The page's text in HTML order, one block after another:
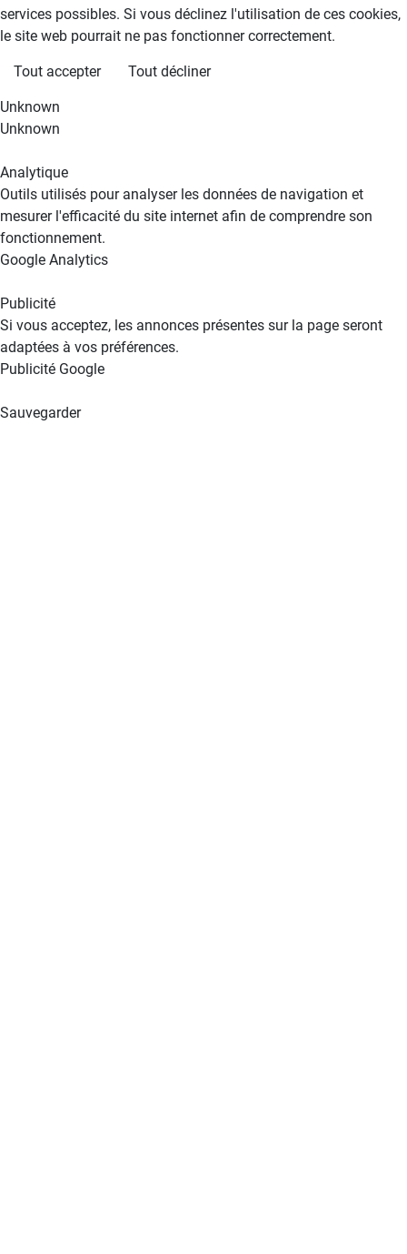
services possibles. Si vous déclinez l'utilisation de ces cookies,
le site web pourrait ne pas fonctionner correctement.
Tout accepter Tout décliner
Unknown
Unknown
Analytique
Outils utilisés pour analyser les données de navigation et
mesurer l'efficacité du site internet afin de comprendre son
fonctionnement.
Google Analytics
Publicité
Si vous acceptez, les annonces présentes sur la page seront
adaptées à vos préférences.
Publicité Google
Sauvegarder